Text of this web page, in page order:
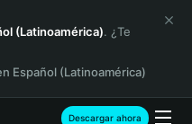
(Latinoamérica). ¿Te
Español (Latinoamérica)
Descargar ahora